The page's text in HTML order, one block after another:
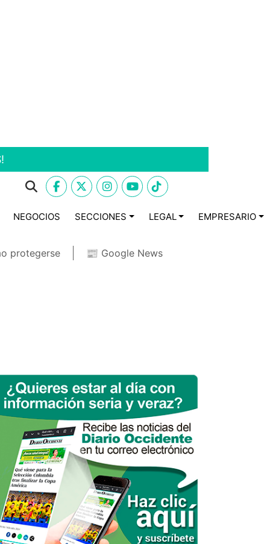
NEGOCIOS SECCIONES LEGAL EMPRESARIO
protegerse 📰 Google News